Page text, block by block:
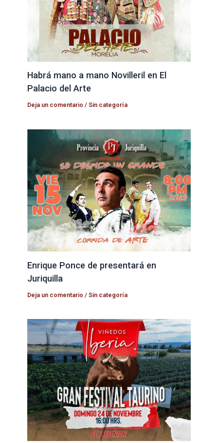
Habrá mano a mano Novilleril en El
Palacio del Arte
Deja un comentario /Sin categoría
Enrique Ponce de presentará en
Juriquilla
Deja un comentario /Sin categoría